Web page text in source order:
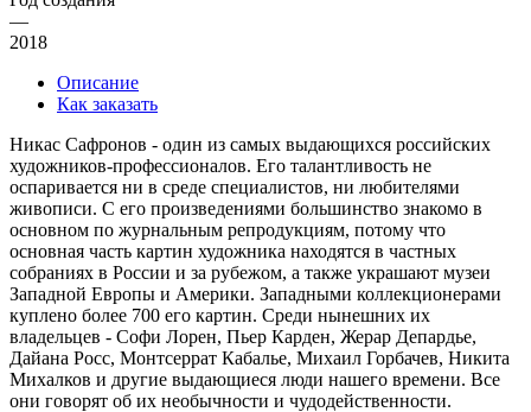
—
2018
Описание
Как заказать
Никас Сафронов - один из самых выдающихся российских
художников-профессионалов. Его талантливость не
оспаривается ни в среде специалистов, ни любителями
живописи. С его произведениями большинство знакомо в
основном по журнальным репродукциям, потому что
основная часть картин художника находятся в частных
собраниях в России и за рубежом, а также украшают музеи
Западной Европы и Америки. Западными коллекционерами
куплено более 700 его картин. Среди нынешних их
владельцев - Софи Лорен, Пьер Карден, Жерар Депардье,
Дайана Росс, Монтсеррат Кабалье, Михаил Горбачев, Никита
Михалков и другие выдающиеся люди нашего времени. Все
они говорят об их необычности и чудодейственности.